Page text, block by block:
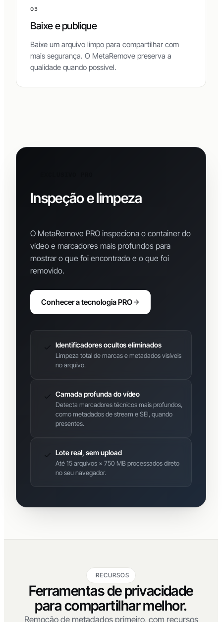
03
Baixe e publique
Baixe um arquivo limpo para compartilhar com
mais segurança. O MetaRemove preserva a
qualidade quando possível.
Inspeção e limpeza
O MetaRemove PRO inspeciona o container do
vídeo e marcadores mais profundos para
mostrar o que foi encontrado e o que foi
removido.
Conhecer a tecnologia PRO
Identificadores ocultos eliminados
Limpeza total de marcas e metadados visíveis
no arquivo.
Camada profunda do vídeo
Detecta marcadores técnicos mais profundos,
como metadados de stream e SEI, quando
presentes.
Lote real, sem upload
Até 15 arquivos × 750 MB processados direto
no seu navegador.
RECURSOS
Ferramentas de privacidade
para compartilhar melhor.
Remoção de metadados primeiro, com recursos